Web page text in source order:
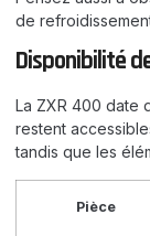
de
Disponibilité
La ZXR 400 date
restent
tandis que les
Pièce